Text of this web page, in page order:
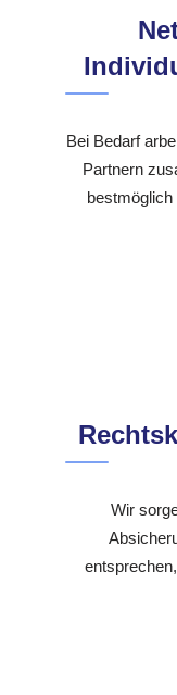
Bei Bedarf
Partnern
Wir